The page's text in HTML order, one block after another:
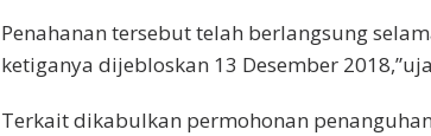
Penahanan tersebut telah berlangsung
ketiganya dijebloskan 13 Desember
Terkait dikabulkan permohonan